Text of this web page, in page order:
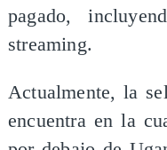
pagado,
streaming.
Actualmente, la
encuentra en la